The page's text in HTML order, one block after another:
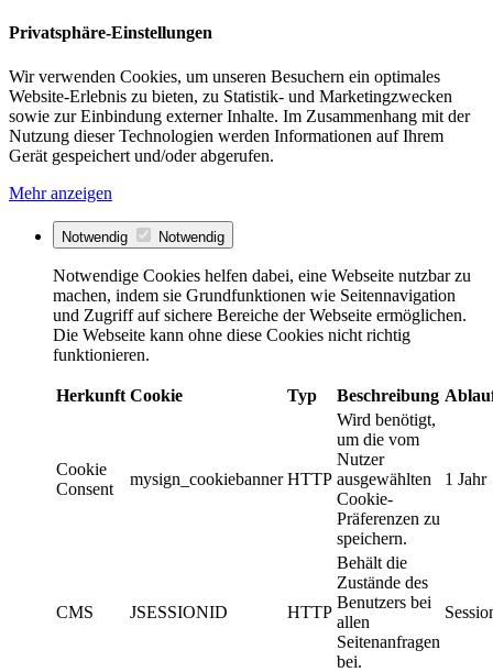
Privatsphäre-Einstellungen
Wir verwenden Cookies, um unseren Besuchern ein optimales
Website-Erlebnis zu bieten, zu Statistik- und Marketingzwecken
sowie zur Einbindung externer Inhalte. Im Zusammenhang mit der
Nutzung dieser Technologien werden Informationen auf Ihrem
Gerät gespeichert und/oder abgerufen.
Mehr anzeigen
Notwendig Notwendig
Notwendige Cookies helfen dabei, eine Webseite nutzbar zu
machen, indem sie Grundfunktionen wie Seitennavigation
und Zugriff auf sichere Bereiche der Webseite ermöglichen.
Die Webseite kann ohne diese Cookies nicht richtig
funktionieren.
Herkunft Cookie Typ Beschreibung
Cookie
Consent
mysign_cookiebanner HTTP
Wird benötigt,
um die vom
Nutzer
ausgewählten
Cookie-
Präferenzen zu
speichern.
1 Jahr
CMS JSESSIONID HTTP
Behält die
Zustände des
Benutzers bei
allen
Seitenanfragen
bei.